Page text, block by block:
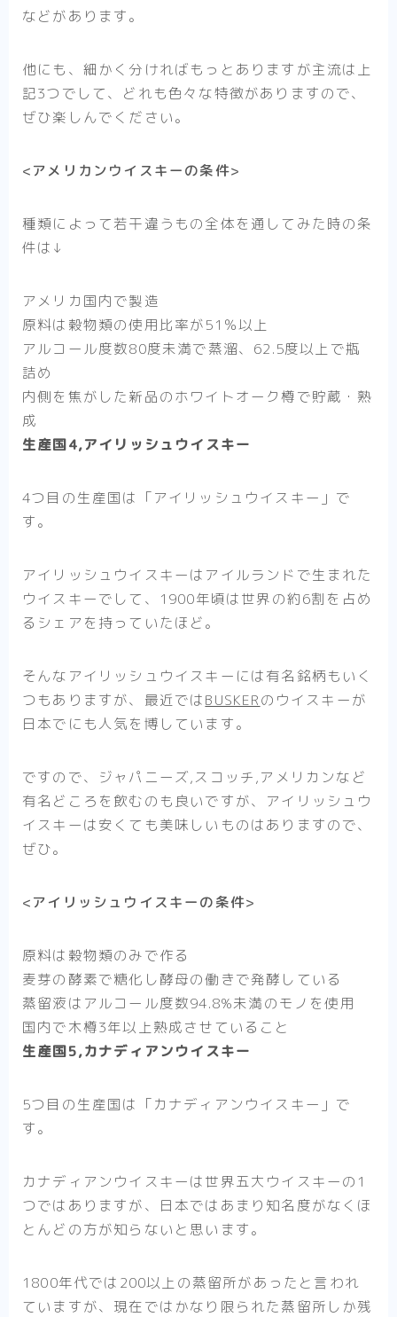
などがあります。
他にも、細かく分ければもっとありますが主流は上
記3つでして、どれも色々な特徴がありますので、
ぜひ楽しんでください。
<アメリカンウイスキーの条件>
種類によって若干違うもの全体を通してみた時の条
件は↓
アメリカ国内で製造
原料は穀物類の使用比率が51％以上
アルコール度数80度未満で蒸溜、62.5度以上で瓶
詰め
内側を焦がした新品のホワイトオーク樽で貯蔵・熟
成
生産国4,アイリッシュウイスキー
4つ目の生産国は 「アイリッシュウイスキー」 で
す。
アイリッシュウイスキーはアイルランドで生まれた
ウイスキーでして、1900年頃は世界の約6割を占め
るシェアを持っていたほど。
そんなアイリッシュウイスキーには有名銘柄もいく
つもありますが、最近ではBUSKERのウイスキーが
日本でにも人気を博しています。
ですので、ジャパニーズ,スコッチ,アメリカンなど
有名どころを飲むのも良いですが、アイリッシュウ
イスキーは安くても美味しいものはありますので、
ぜひ。
<アイリッシュウイスキーの条件>
原料は穀物類のみで作る
麦芽の酵素で糖化し酵母の働きで発酵している
蒸留液はアルコール度数94.8%未満のモノを使用
国内で木樽3年以上熟成させていること
生産国5,カナディアンウイスキー
5つ目の生産国は 「カナディアンウイスキー」 で
す。
カナディアンウイスキーは世界五大ウイスキーの1
つではありますが、日本ではあまり知名度がなくほ
とんどの方が知らないと思います。
1800年代では200以上の蒸留所があったと言われ
ていますが、現在ではかなり限られた蒸留所しか残